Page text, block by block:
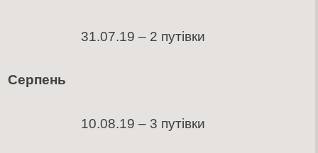
31.07.19 – 2 путівки
10.08.19 – 3 путівки